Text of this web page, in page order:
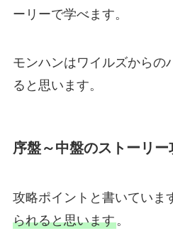
ーリーで学べます。
モンハンはワイルズからの
ると思います。
序盤～中盤のストーリー
攻略ポイントと書いていま
られると思います。